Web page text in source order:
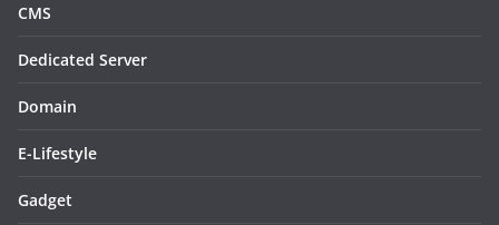
CMS
Dedicated Server
Domain
E-Lifestyle
Gadget